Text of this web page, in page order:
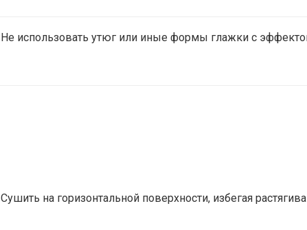
Не использовать утюг или иные формы глажки с
Сушить на горизонтальной поверхности, избегая